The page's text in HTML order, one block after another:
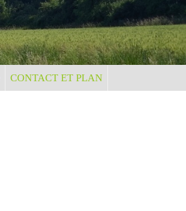
CONTACT ET PLAN